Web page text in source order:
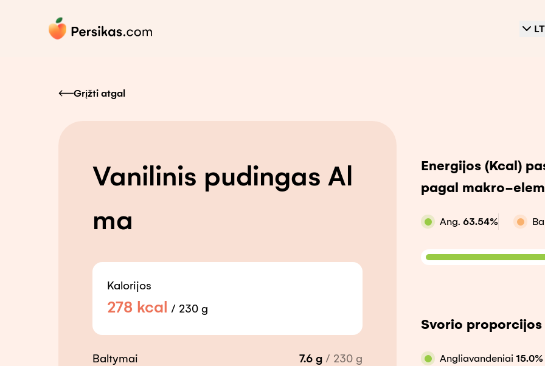
LT
Grįžti atgal
Vanilinis pudingas Al
ma
Kalorijos
278 kcal / 230 g
Baltymai 7.6 g / 230 g
Energijos (Kcal)
pagal makro-
Ang. 63.54%
Svorio proporcijos
Angliavandeniai 15.0%